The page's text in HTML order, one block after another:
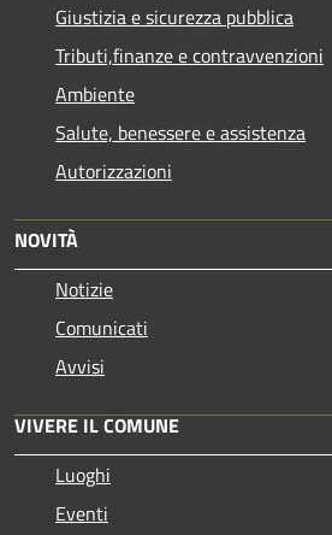
Giustizia e sicurezza pubblica
Tributi,finanze e contravvenzioni
Ambiente
Salute, benessere e assistenza
Autorizzazioni
NOVITÀ
Notizie
Comunicati
Avvisi
VIVERE IL COMUNE
Luoghi
Eventi